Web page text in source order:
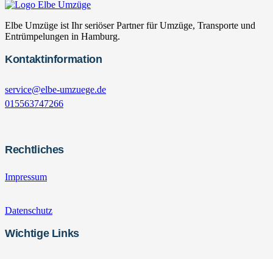
Elbe Umzüge ist Ihr seriöser Partner für Umzüge, Transporte und
Entrümpelungen in Hamburg.
Kontaktinformation
service@elbe-umzuege.de
015563747266
Rechtliches
Impressum
Datenschutz
Wichtige Links